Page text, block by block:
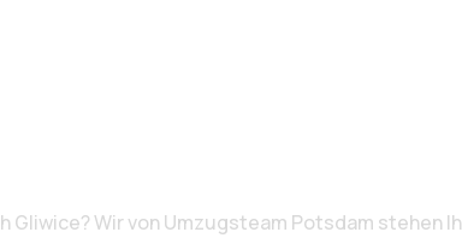
Wir von Umzugsteam Potsdam stehen